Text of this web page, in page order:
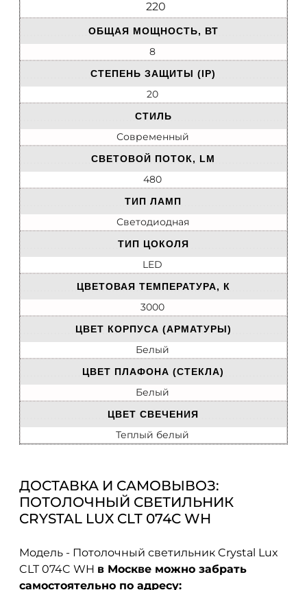
220
ОБЩАЯ МОЩНОСТЬ, ВТ
8
СТЕПЕНЬ ЗАЩИТЫ (IP)
20
СТИЛЬ
Современный
СВЕТОВОЙ ПОТОК, LM
480
ТИП ЛАМП
Светодиодная
ТИП ЦОКОЛЯ
LED
ЦВЕТОВАЯ ТЕМПЕРАТУРА, К
3000
ЦВЕТ КОРПУСА (АРМАТУРЫ)
Белый
ЦВЕТ ПЛАФОНА (СТЕКЛА)
Белый
ЦВЕТ СВЕЧЕНИЯ
Теплый белый
ДОСТАВКА И САМОВЫВОЗ:
ПОТОЛОЧНЫЙ СВЕТИЛЬНИК
CRYSTAL LUX CLT 074C WH
Модель - Потолочный светильник Crystal Lux
CLT 074C WH в Москве можно забрать
самостоятельно по адресу: